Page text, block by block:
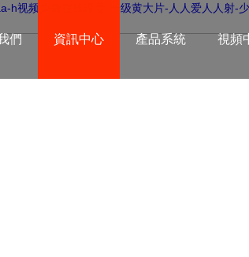
视频免费在线观看-一级黄大片-人人爱人人射
們 資訊中心 產品系統 視頻